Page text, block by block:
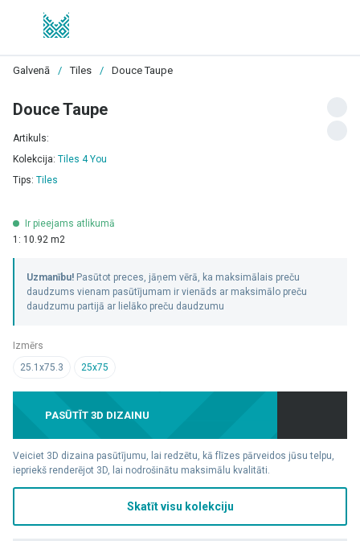
Galvenā / Tiles / Douce Taupe
Douce Taupe
Artikuls:
Kolekcija: Tiles 4 You
Tips: Tiles
Ir pieejams atlikumā
1: 10.92 m2
Uzmanību! Pasūtot preces, jāņem vērā, ka maksimālais preču
daudzums vienam pasūtījumam ir vienāds ar maksimālo preču
daudzumu partijā ar lielāko preču daudzumu
Izmērs
25.1x75.3
25x75
PASŪTĪT 3D DIZAINU
Veiciet 3D dizaina pasūtījumu, lai redzētu, kā flīzes pārveidos jūsu telpu,
iepriekš renderējot 3D, lai nodrošinātu maksimālu kvalitāti.
Skatīt visu kolekciju